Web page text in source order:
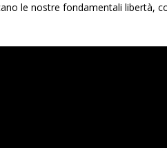
le nostre fondamentali libertà,